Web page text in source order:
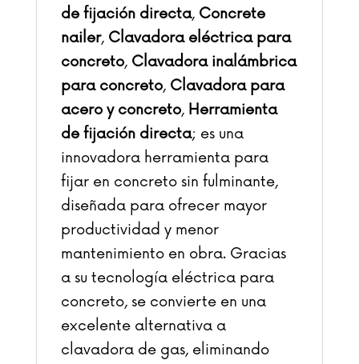
de fijación directa, Concrete
nailer, Clavadora eléctrica para
concreto, Clavadora inalámbrica
para concreto, Clavadora para
acero y concreto, Herramienta
de fijación directa; es una
innovadora herramienta para
fijar en concreto sin fulminante,
diseñada para ofrecer mayor
productividad y menor
mantenimiento en obra. Gracias
a su tecnología eléctrica para
concreto, se convierte en una
excelente alternativa a
clavadora de gas, eliminando